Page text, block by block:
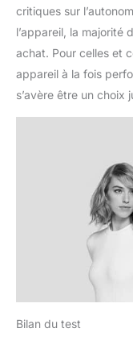
critiques sur
l’appareil, la majorité
achat. Pour celles et
appareil à la fois
s’avère être un choix
Bilan du test